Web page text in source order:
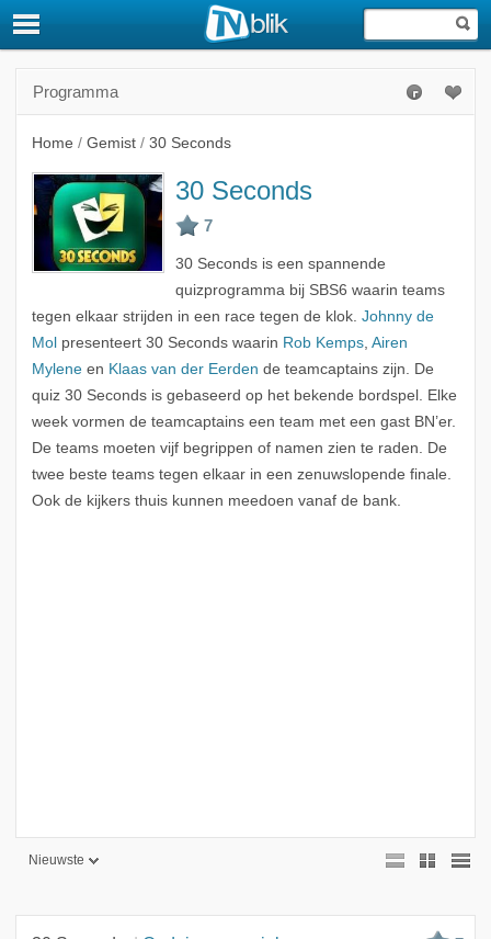
Programma
Home / Gemist / 30 Seconds
30 Seconds
30 Seconds is een spannende
quizprogramma bij SBS6 waarin teams
tegen elkaar strijden in een race tegen de klok. Johnny de
Mol presenteert 30 Seconds waarin Rob Kemps, Airen
Myleneen Klaas van der Eerden de teamcaptains zijn. De
quiz 30 Seconds is gebaseerd op het bekende bordspel. Elke
week vormen de teamcaptains een team met een gast BN’er.
De teams moeten vijf begrippen of namen zien te raden. De
twee beste teams tegen elkaar in een zenuwslopende finale.
Ook de kijkers thuis kunnen meedoen vanaf de bank.
Nieuwste